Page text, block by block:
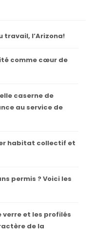
travail, l’Arizona!
comme cœur de
caserne de
au service de
habitat collectif et
permis ? Voici les
verre et les profilés
de la